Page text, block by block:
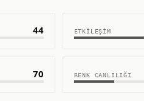
44 ETKILEŞIM
70 RENK CANLILIĞI